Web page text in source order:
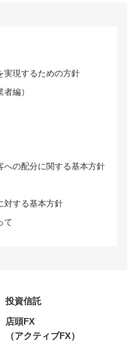
実現するための方針
編）
への配分に関する基本方針
対する基本方針
て
投資信託
店頭FX
（アクティブFX）